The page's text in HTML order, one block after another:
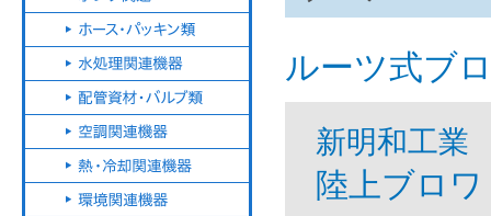
ルーツ式ブ
新明和工業
陸上ブロ